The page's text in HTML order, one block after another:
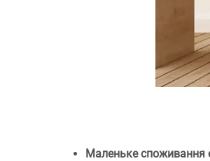
Маленьке споживання